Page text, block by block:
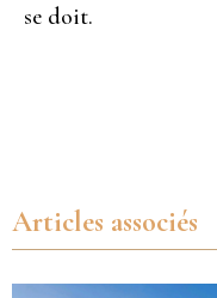
se doit.
Articles associés